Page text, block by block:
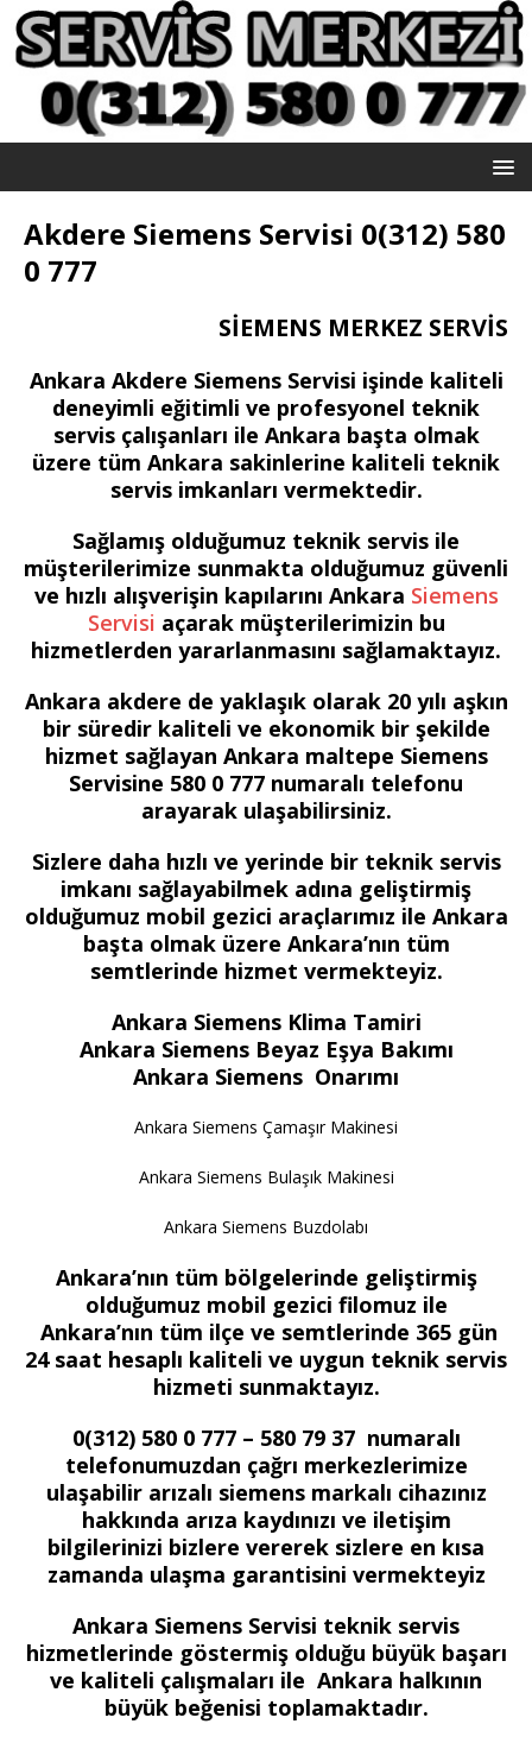
Akdere Siemens Servisi 0(312) 580
0 777
SİEMENS MERKEZ SERVİS
Ankara Akdere Siemens Servisi işinde kaliteli
deneyimli eğitimli ve profesyonel teknik
servis çalışanları ile Ankara başta olmak
üzere tüm Ankara sakinlerine kaliteli teknik
servis imkanları vermektedir.
Sağlamış olduğumuz teknik servis ile
müşterilerimize sunmakta olduğumuz güvenli
ve hızlı alışverişin kapılarını Ankara Siemens
Servisi açarak müşterilerimizin bu
hizmetlerden yararlanmasını sağlamaktayız.
Ankara akdere de yaklaşık olarak 20 yılı aşkın
bir süredir kaliteli ve ekonomik bir şekilde
hizmet sağlayan Ankara maltepe Siemens
Servisine 580 0 777 numaralı telefonu
arayarak ulaşabilirsiniz.
Sizlere daha hızlı ve yerinde bir teknik servis
imkanı sağlayabilmek adına geliştirmiş
olduğumuz mobil gezici araçlarımız ile Ankara
başta olmak üzere Ankara’nın tüm
semtlerinde hizmet vermekteyiz.
Ankara Siemens Klima Tamiri
Ankara Siemens Beyaz Eşya Bakımı
Ankara Siemens Onarımı
Ankara Siemens Çamaşır Makinesi
Ankara Siemens Bulaşık Makinesi
Ankara Siemens Buzdolabı
Ankara’nın tüm bölgelerinde geliştirmiş
olduğumuz mobil gezici filomuz ile
Ankara’nın tüm ilçe ve semtlerinde 365 gün
24 saat hesaplı kaliteli ve uygun teknik servis
hizmeti sunmaktayız.
0(312) 580 0 777 – 580 79 37 numaralı
telefonumuzdan çağrı merkezlerimize
ulaşabilir arızalı siemens markalı cihazınız
hakkında arıza kaydınızı ve iletişim
bilgilerinizi bizlere vererek sizlere en kısa
zamanda ulaşma garantisini vermekteyiz
Ankara Siemens Servisi teknik servis
hizmetlerinde göstermiş olduğu büyük başarı
ve kaliteli çalışmaları ile Ankara halkının
büyük beğenisi toplamaktadır.